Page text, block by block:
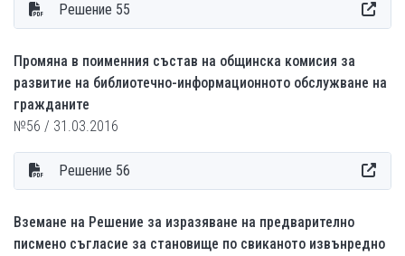
Решение 55
Промяна в поименния състав на общинска комисия за
развитие на библиотечно-информационното обслужване на
гражданите
№56 / 31.03.2016
Решение 56
Вземане на Решение за изразяване на предварително
писмено съгласие за становище по свиканото извънредно